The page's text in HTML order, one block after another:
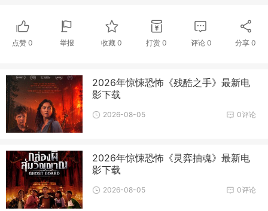
点赞 0 举报 收藏0 打赏 0 评论 0 分享0
2026年惊悚恐怖《残酷之手》最新电
影下载
0评论
2026-08-05
2026年惊悚恐怖《灵弈抽魂》最新电
影下载
0评论
2026-08-05